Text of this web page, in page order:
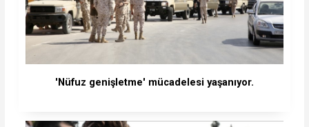
'Nüfuz genişletme' mücadelesi yaşanıyor.